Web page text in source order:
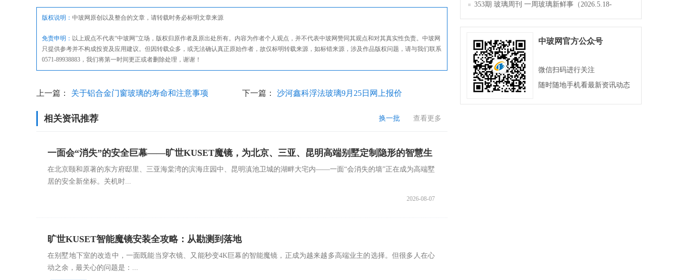
会暨第四届四次会员大会成功举办
353期 玻璃周刊 一周玻璃新鲜事（2026.5.18-
2026.5.23）
中玻网官方公众号
微信扫码进行关注
随时随地手机看最新资讯动态
版权说明： 中玻网原创以及整合的文章，请转载时务必标明文章来源
免责申明： 以上观点不代表“中玻网”立场，版权归原作者及原出处所有。内容为作者个人观点，并不代表中玻网赞同其观点和对其真实性负责。中玻网
只提供参考并不构成投资及应用建议。但因转载众多，或无法确认真正原始作者，故仅标明转载来源，如标错来源，涉及作品版权问题，请与我们联系
0571-89938883，我们将第一时间更正或者删除处理，谢谢！
上一篇： 关于铝合金门窗玻璃的寿命和注意事项 下一篇： 沙河鑫科浮法玻璃9月25日网上报价
相关资讯推荐 查看更多
换一批
一面会“消失”的安全巨幕——旷世KUSET魔镜，为北京、三亚、昆明高端别墅定制隐形的智慧生
活
在北京颐和原著的东方府邸里、三亚海棠湾的滨海庄园中、昆明滇池卫城的湖畔大宅内——一面“会消失的墙”正在成为高端墅
居的安全新坐标。关机时...
2026-08-07
旷世KUSET智能魔镜安装全攻略：从勘测到落地
在别墅地下室的改造中，一面既能当穿衣镜、又能秒变4K巨幕的智能魔镜，正成为越来越多高端业主的选择。但很多人在心
动之余，最关心的问题是：...